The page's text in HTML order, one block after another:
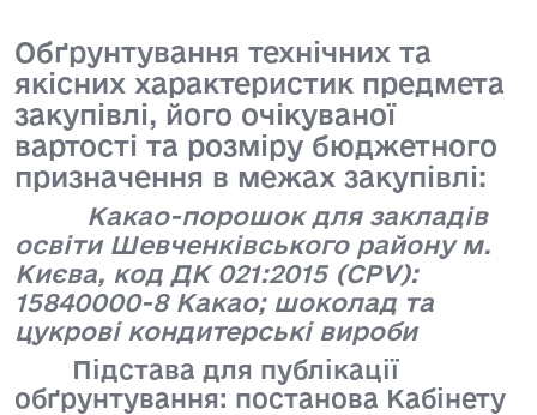
Обґрунтування технічних та
якісних характеристик предмета
закупівлі, його очікуваної
вартості та розміру бюджетного
призначення в межах закупівлі:
Какао-порошок для закладів
освіти Шевченківського району м.
Києва, код ДК 021:2015 (CPV):
15840000-8 Какао; шоколад та
цукрові кондитерські вироби
Підстава для публікації
обґрунтування: постанова Кабінету